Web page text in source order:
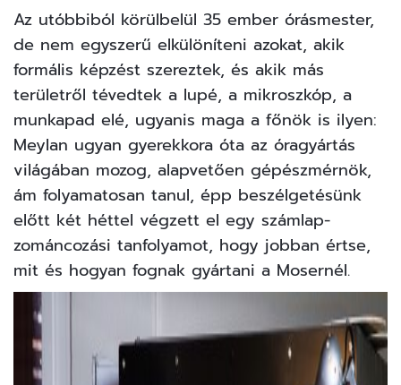
Az utóbbiból körülbelül 35 ember órásmester,
de nem egyszerű elkülöníteni azokat, akik
formális képzést szereztek, és akik más
területről tévedtek a lupé, a mikroszkóp, a
munkapad elé, ugyanis maga a főnök is ilyen:
Meylan ugyan gyerekkora óta az óragyártás
világában mozog, alapvetően gépészmérnök,
ám folyamatosan tanul, épp beszélgetésünk
előtt két héttel végzett el egy számlap-
zománcozási tanfolyamot, hogy jobban értse,
mit és hogyan fognak gyártani a Mosernél.